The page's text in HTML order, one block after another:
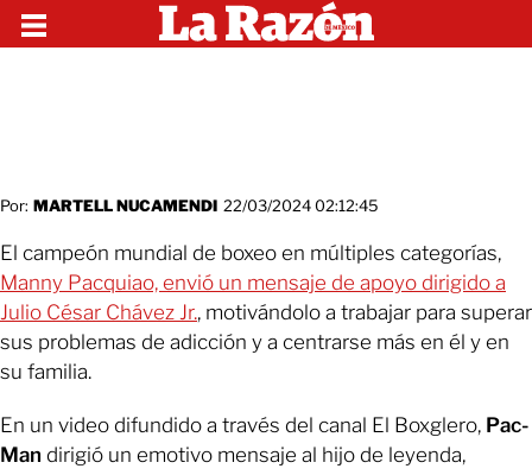
Por: MARTELL NUCAMENDI 22/03/2024 02:12:45
El campeón mundial de boxeo en múltiples categorías,
Manny Pacquiao, envió un mensaje de apoyo dirigido a
Julio César Chávez Jr., motivándolo a trabajar para superar
sus problemas de adicción y a centrarse más en él y en
su familia.
En un video difundido a través del canal El Boxglero, Pac-
Man dirigió un emotivo mensaje al hijo de leyenda,